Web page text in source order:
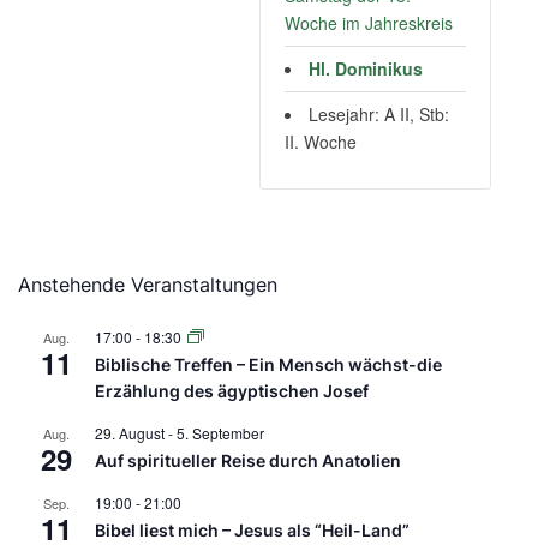
Woche im Jahreskreis
Hl. Dominikus
Lesejahr: A II, Stb:
II. Woche
Anstehende Veranstaltungen
Aug.
11
17:00 - 18:30
Biblische Treffen – Ein Mensch wächst-die
Erzählung des ägyptischen Josef
Aug.
29
29. August-5. September
Auf spiritueller Reise durch Anatolien
Sep.
11
19:00 -21:00
Bibel liest mich – Jesus als “Heil-Land”